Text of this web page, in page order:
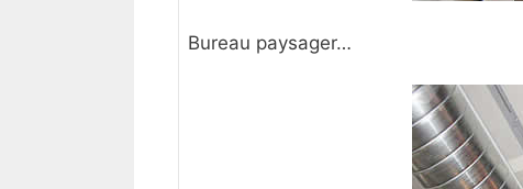
Bureau paysager…